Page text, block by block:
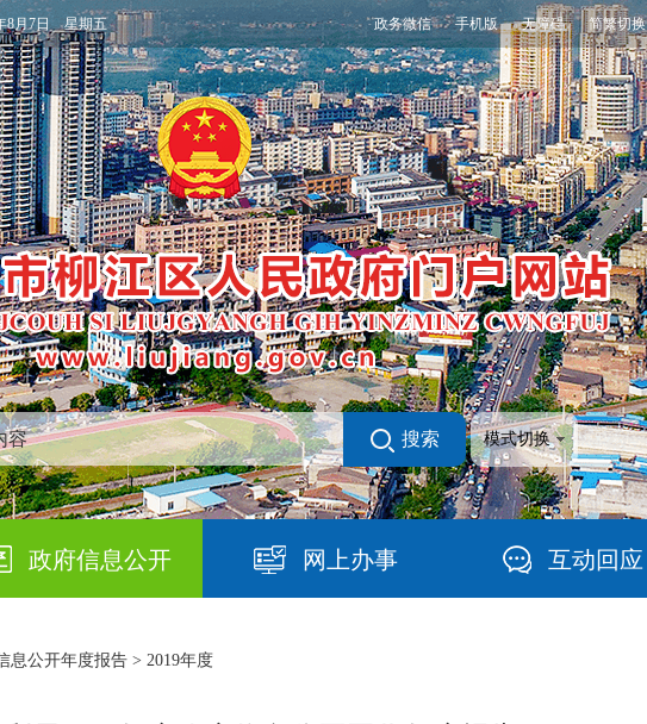
政务微信 手机版 无障碍 简繁切换
8月7日 星期五
搜索 模式切换
政府信息公开 网上办事 互动回应
息公开年度报告 > 2019年度